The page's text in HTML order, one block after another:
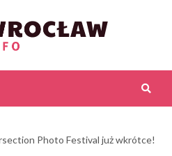
Photo Festival już wkrótce!